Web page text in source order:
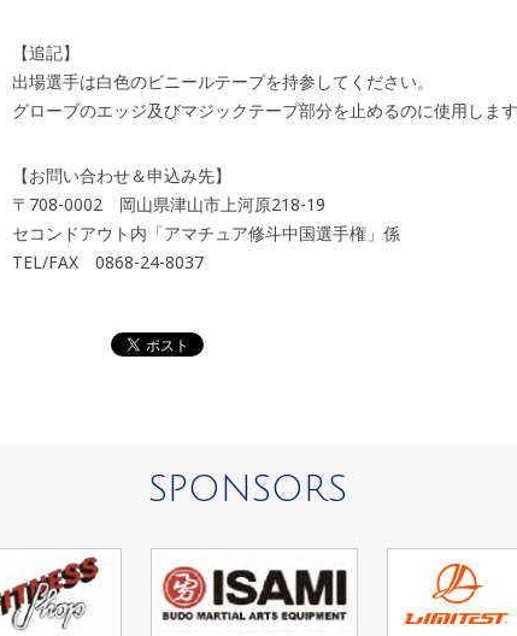
【追記】
出場選手は白色のビニールテープを持参してください。
グローブのエッジ及びマジックテープ部分を止めるのに使用しま
【お問い合わせ＆申込み先】
〒708-0002 岡山県津山市上河原218-19
セコンドアウト内「アマチュア修斗中国選手権」係
TEL/FAX 0868-24-8037
SPONSORS